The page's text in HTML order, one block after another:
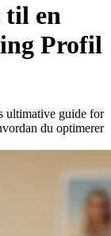
til en
Profil
ultimative guide for
du optimerer